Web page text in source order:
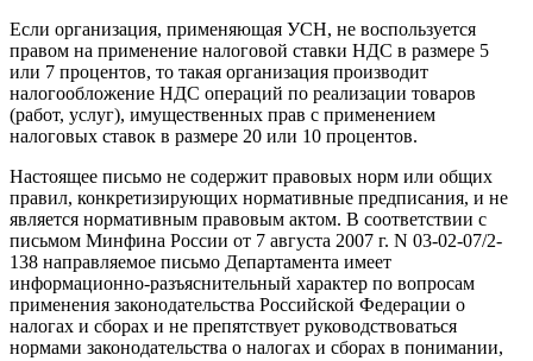
Если организация, применяющая УСН, не воспользуется
правом на применение налоговой ставки НДС в размере 5
или 7 процентов, то такая организация производит
налогообложение НДС операций по реализации товаров
(работ, услуг), имущественных прав с применением
налоговых ставок в размере 20 или 10 процентов.
Настоящее письмо не содержит правовых норм или общих
правил, конкретизирующих нормативные предписания, и не
является нормативным правовым актом. В соответствии с
письмом Минфина России от 7 августа 2007 г. N 03-02-07/2-
138 направляемое письмо Департамента имеет
информационно-разъяснительный характер по вопросам
применения законодательства Российской Федерации о
налогах и сборах и не препятствует руководствоваться
нормами законодательства о налогах и сборах в понимании,